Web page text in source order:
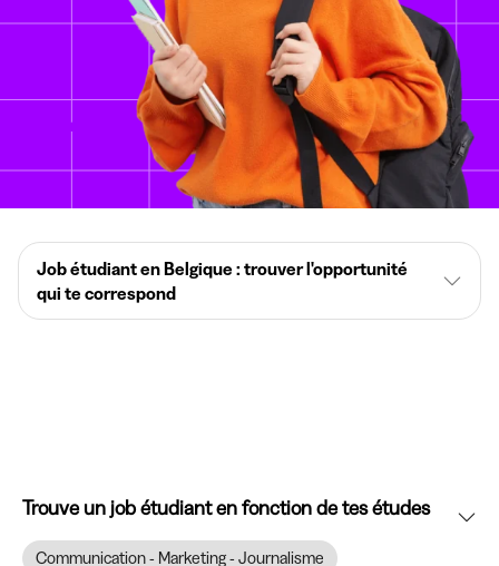
Job étudiant en Belgique : trouver l'opportunité
qui te correspond
Trouve un job étudiant en fonction de tes études
Communication - Marketing - Journalisme